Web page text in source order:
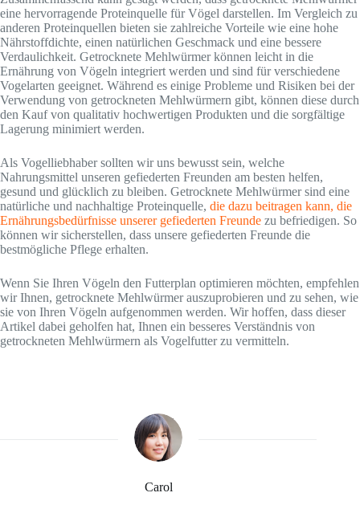
eine hervorragende Proteinquelle für Vögel darstellen. Im Vergleich zu
anderen Proteinquellen bieten sie zahlreiche Vorteile wie eine hohe
Nährstoffdichte, einen natürlichen Geschmack und eine bessere
Verdaulichkeit. Getrocknete Mehlwürmer können leicht in die
Ernährung von Vögeln integriert werden und sind für verschiedene
Vogelarten geeignet. Während es einige Probleme und Risiken bei der
Verwendung von getrockneten Mehlwürmern gibt, können diese durch
den Kauf von qualitativ hochwertigen Produkten und die sorgfältige
Lagerung minimiert werden.
Als Vogelliebhaber sollten wir uns bewusst sein, welche
Nahrungsmittel unseren gefiederten Freunden am besten helfen,
gesund und glücklich zu bleiben. Getrocknete Mehlwürmer sind eine
natürliche und nachhaltige Proteinquelle, die dazu beitragen kann, die
Ernährungsbedürfnisse unserer gefiederten Freunde zu befriedigen. So
können wir sicherstellen, dass unsere gefiederten Freunde die
bestmögliche Pflege erhalten.
Wenn Sie Ihren Vögeln den Futterplan optimieren möchten, empfehlen
wir Ihnen, getrocknete Mehlwürmer auszuprobieren und zu sehen, wie
sie von Ihren Vögeln aufgenommen werden. Wir hoffen, dass dieser
Artikel dabei geholfen hat, Ihnen ein besseres Verständnis von
getrockneten Mehlwürmern als Vogelfutter zu vermitteln.
Carol